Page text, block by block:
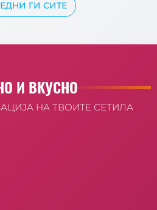
ГИ СИТЕ
И ВКУСНО
НА ТВОИТЕ СЕТИЛА